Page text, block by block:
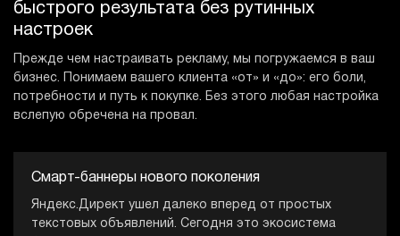
быстрого результата без рутинных
настроек
Прежде чем настраивать рекламу, мы погружаемся в ваш
бизнес. Понимаем вашего клиента «от» и «до»: его боли,
потребности и путь к покупке. Без этого любая настройка
вслепую обречена на провал.
Смарт-баннеры нового поколения
Яндекс.Директ ушел далеко вперед от простых
текстовых объявлений. Сегодня это экосистема